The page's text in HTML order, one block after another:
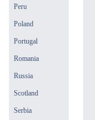
Peru
Poland
Portugal
Romania
Russia
Scotland
Serbia